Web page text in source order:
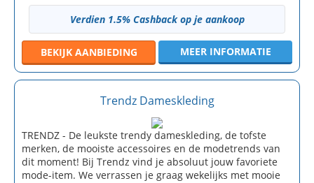
Verdien 1.5% Cashback op je aankoop
BEKIJK AANBIEDING MEER INFORMATIE
Trendz Dameskleding
TRENDZ - De leukste trendy dameskleding, de tofste
merken, de mooiste accessoires en de modetrends van
dit moment! Bij Trendz vind je absoluut jouw favoriete
mode-item. We verrassen je graag wekelijks met mooie